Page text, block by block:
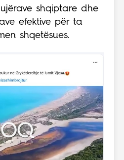
shqiptare dhe
efektive për ta
shqetësues.